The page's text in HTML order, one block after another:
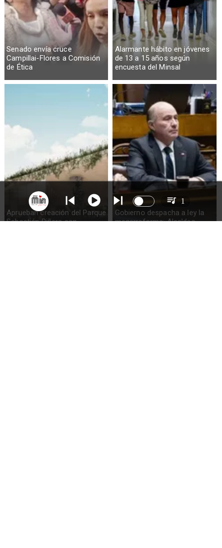
Senado envía cruce
Campillai-Flores a Comisión
de Ética
Alarmante hábito en jóvenes
de 13 a 15 años según
encuesta del Minsal
Aprueban creación del Parque
Sebastián Piñera con
Gobierno despacha a ley la
megarreforma: Alcaldes
1